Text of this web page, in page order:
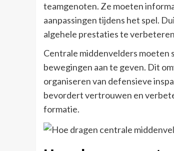
teamgenoten. Ze moeten
aanpassingen tijdens het spel.
algehele prestaties te
Centrale middenvelders moeten
bewegingen aan te geven. Dit
organiseren van defensieve
bevordert vertrouwen en
formatie.